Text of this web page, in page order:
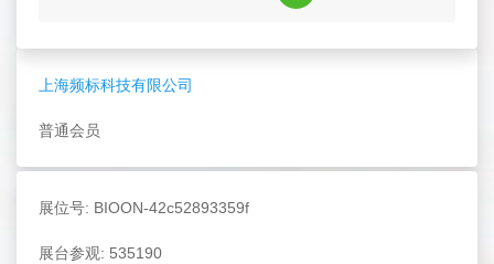
上海频标科技有限公司
普通会员
展位号: BIOON-42c52893359f
展台参观: 535190